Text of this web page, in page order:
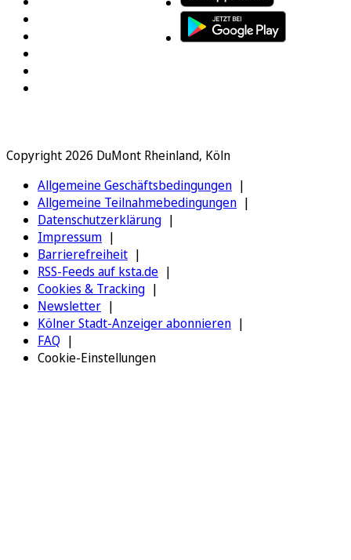
Copyright 2026 DuMont Rheinland, Köln
Allgemeine Geschäftsbedingungen
Allgemeine Teilnahmebedingungen
Datenschutzerklärung
Impressum
Barrierefreiheit
RSS-Feeds auf ksta.de
Cookies & Tracking
Newsletter
Kölner Stadt-Anzeiger abonnieren
FAQ
Cookie-Einstellungen